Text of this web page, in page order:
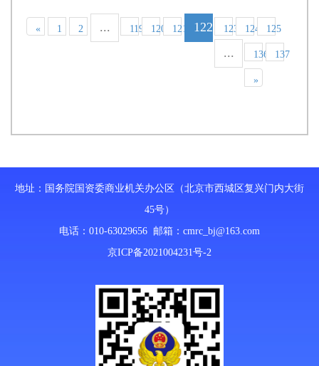
« 1 2 ... 119 120 121 122 123 124 125
... 136 137
»
地址：国务院国资委商业机关办公区（北京市西城区复兴门内大街
45号）
电话：010-63029656 邮箱： cmrc_bj@163.com
京ICP备2021004231号-2